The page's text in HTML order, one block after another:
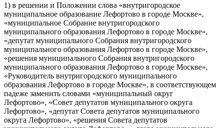
1) в решении и Положении слова «внутригородское
муниципальное образование Лефортово в городе Москве»,
«муниципальное Собрание внутригородского
муниципального образования Лефортово в городе Москве»,
«депутат муниципального Собрания внутригородского
муниципального образования Лефортово в городе Москве»,
«решения муниципального Собрания внутригородского
муниципального образования Лефортово в городе Москве»,
«Руководитель внутригородского муниципального
образования Лефортово в городе Москве», в соответствующем
падеже заменить словами «муниципальный округ
Лефортово», «Совет депутатов муниципального округа
Лефортово», «депутат Совета депутатов муниципального
округа Лефортово», «решения Совета депутатов